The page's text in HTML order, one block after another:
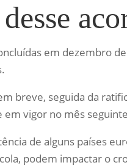
em dezembro
breve, seguida da
vigor no mês
de alguns países
podem impactar o